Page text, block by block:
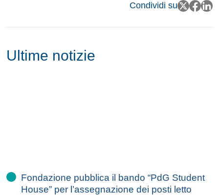
Condividi su
Ultime notizie
Fondazione pubblica il bando “PdG Student
House” per l’assegnazione dei posti letto